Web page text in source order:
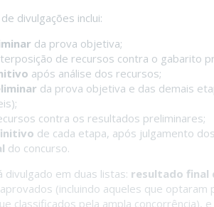
divulgações inclui:
da prova objetiva;
de recursos contra o gabarito
após análise dos recursos;
da prova objetiva e das demais
contra os resultados preliminares;
de cada etapa, após julgamento
do concurso.
em duas listas: resultado final
(incluindo aqueles que optaram
classificados pela ampla concorrência), e